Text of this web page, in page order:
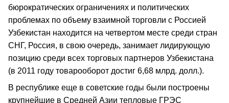
бюрократических ограничениях и политических
проблемах по объему взаимной торговли с Россией
Узбекистан находится на четвертом месте среди стран
СНГ, Россия, в свою очередь, занимает лидирующую
позицию среди всех торговых партнеров Узбекистана
(в 2011 году товарооборот достиг 6,68 млрд. долл.).
В республике еще в советские годы были построены
крупнейшие в Средней Азии тепловые ГРЭС